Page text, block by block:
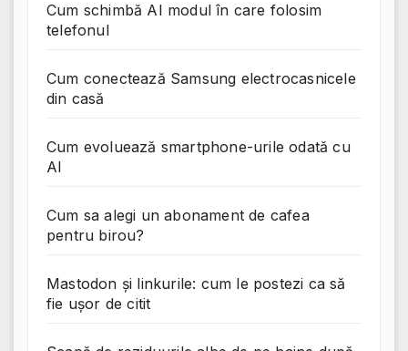
Cum schimbă AI modul în care folosim
telefonul
Cum conectează Samsung electrocasnicele
din casă
Cum evoluează smartphone-urile odată cu
AI
Cum sa alegi un abonament de cafea
pentru birou?
Mastodon și linkurile: cum le postezi ca să
fie ușor de citit